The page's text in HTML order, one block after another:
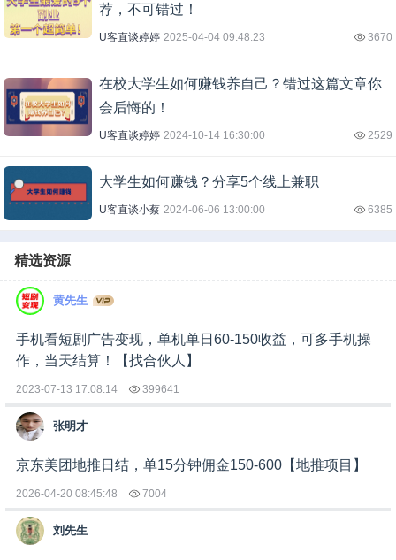
荐，不可错过！
U客直谈婷婷 2025-04-04 09:48:23 3670
在校大学生如何赚钱养自己？错过这篇文章你
会后悔的！
U客直谈婷婷 2024-10-14 16:30:00 2529
大学生如何赚钱？分享5个线上兼职
U客直谈小蔡 2024-06-06 13:00:00 6385
精选资源
黄先生
手机看短剧广告变现，单机单日60-150收益，可多手机操
作，当天结算！【找合伙人】
2023-07-13 17:08:14 399641
张明才
京东美团地推日结，单15分钟佣金150-600【地推项目】
2026-04-20 08:45:48 7004
刘先生